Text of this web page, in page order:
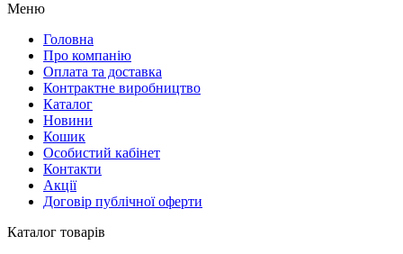
Меню
Головна
Про компанію
Оплата та доставка
Контрактне виробництво
Каталог
Новини
Кошик
Особистий кабінет
Контакти
Акції
Договір публічної оферти
Каталог товарів